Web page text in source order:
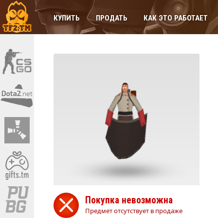
КУПИТЬ ПРОДАТЬ КАК ЭТО РАБОТАЕТ
Покупка невозможна
Предмет отсутствует в продаже